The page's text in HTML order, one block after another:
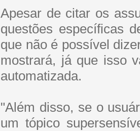
Apesar de citar os
questões específicas
que não é possível
mostrará, já que isso
automatizada.
"Além disso, se o
um tópico